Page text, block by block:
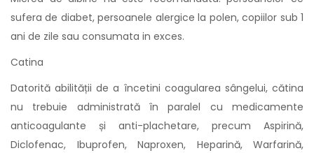
sufera de diabet, persoanele alergice la polen, copiilor sub 1
ani de zile sau consumata in exces.
Catina
Datorită abilității de a încetini coagularea sângelui, cătina
nu trebuie administrată în paralel cu medicamente
anticoagulante și anti-plachetare, precum Aspirină,
Diclofenac, Ibuprofen, Naproxen, Heparină, Warfarină,